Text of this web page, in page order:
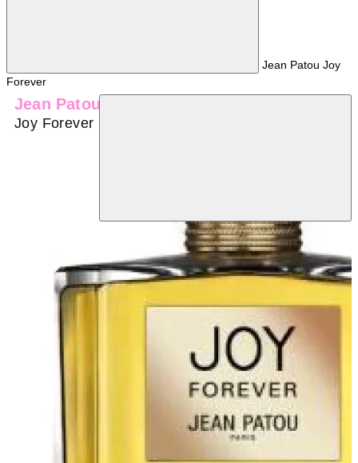
Jean Patou Joy
Forever
Jean Patou
Joy Forever